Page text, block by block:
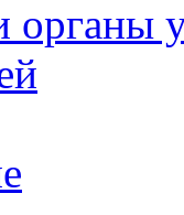
органы